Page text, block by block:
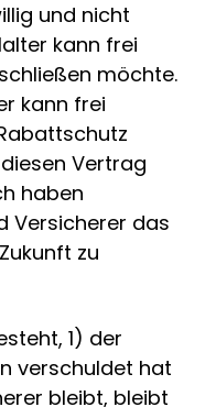
und nicht
kann frei
möchte.
kann frei
Vertrag
haben
Versicherer das
zu
1) der
verschuldet hat
bleibt, bleibt